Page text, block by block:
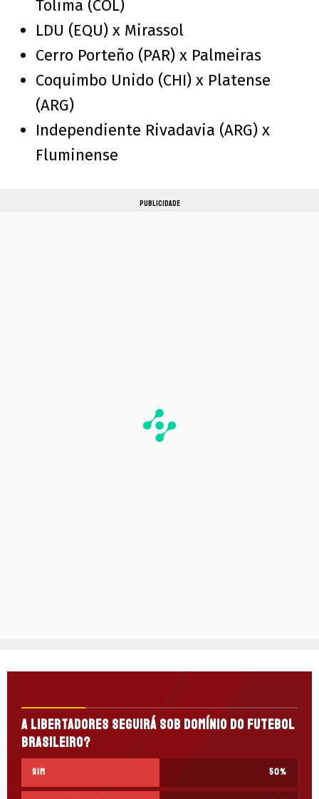
Tolima (COL)
LDU (EQU) x Mirassol
Cerro Porteño (PAR) x Palmeiras
Coquimbo Unido (CHI) x Platense
(ARG)
Independiente Rivadavia (ARG) x
Fluminense
PUBLICIDADE
A Libertadores seguirá sob domínio do futebol
brasileiro?
Sim 50%